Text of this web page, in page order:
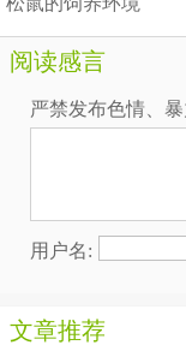
阅读感言
严禁发布色情、暴
用户名:
文章推荐